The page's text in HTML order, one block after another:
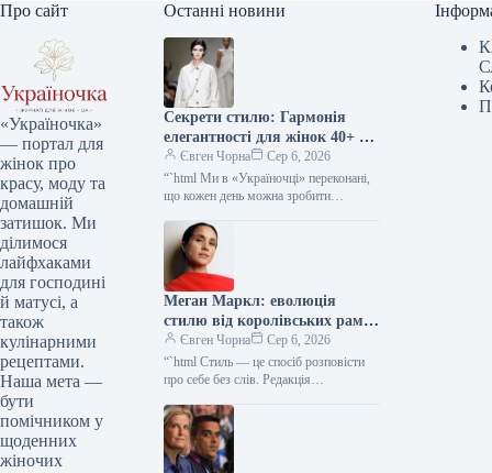
Про сайт
«Україночка»
— портал для
жінок про
красу, моду та
домашній
затишок. Ми
ділимося
лайфхаками
для господині
й матусі, а
також
кулінарними
рецептами.
Наша мета —
бути
помічником у
щоденних
жіночих
Останні новини
Секрети стилю: Гармонія
елегантності для жінок 40+ від
топ-стилістки
Євген Чорна
Сер 6, 2026
“`html Ми в «Україночці» переконані,
що кожен день можна зробити
трішки натхнення. Сьогодні ми
розбираємося…
Меган Маркл: еволюція
стилю від королівських рамок
до тренду тихої розкоші
Євген Чорна
Сер 6, 2026
“`html Стиль — це спосіб розповісти
про себе без слів. Редакція
останніми тенденціями, і сьогодні
ми…